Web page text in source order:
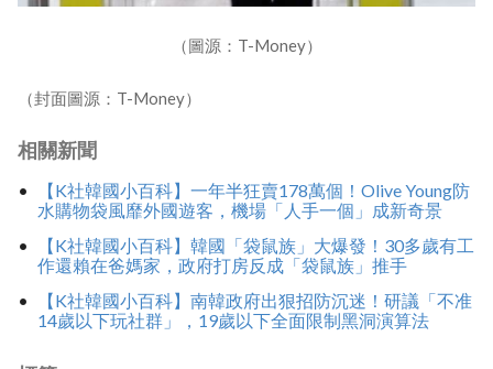
（圖源：T-Money）
（封面圖源：T-Money）
相關新聞
【K社韓國小百科】一年半狂賣178萬個！Olive Young防
水購物袋風靡外國遊客，機場「人手一個」成新奇景
【K社韓國小百科】韓國「袋鼠族」大爆發！30多歲有工
作還賴在爸媽家，政府打房反成「袋鼠族」推手
【K社韓國小百科】南韓政府出狠招防沉迷！研議「不准
14歲以下玩社群」，19歲以下全面限制黑洞演算法